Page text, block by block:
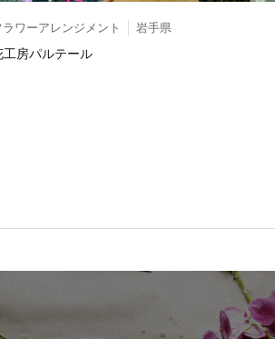
ラワーアレンジメント
岩手県
工房パルテール